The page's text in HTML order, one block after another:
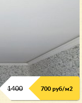
1400 700 руб/м2